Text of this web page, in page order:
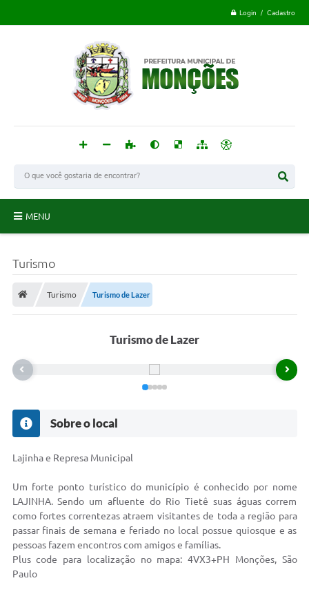
Login / Cadastro
MENU
Notícias
Meio Ambiente
Principal
NOVOS CEPS
VTN - Valor da Terra Nua
Meio Ambiente Município VerdeAzul
Serviços Online IPTU-ISS-ITBI
Nota Fiscal Eletrônia Nfseweb
Turismo
Turismo Turismo de Lazer
Turismo de Lazer
Sobre o local
Lajinha e Represa Municipal
Um forte ponto turístico do município é conhecido por nome
LAJINHA. Sendo um afluente do Rio Tietê suas águas correm
como fortes correntezas atraem visitantes de toda a região para
passar finais de semana e feriado no local possue quiosque e as
pessoas fazem encontros com amigos e famílias.
Plus code para localização no mapa: 4VX3+PH Monções, São
Paulo